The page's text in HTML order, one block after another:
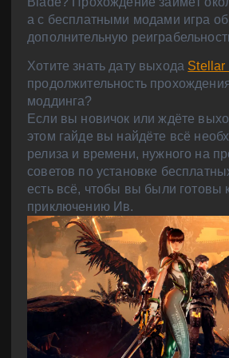
а с бесплатными модами игра
дополнительную
Хотите знать дату выхода Stellar
продолжительность
моддинга?
Если вы новичок или ждёте
этом гайде вы найдёте всё
релиза и времени, нужного на
советов по установке
есть всё, чтобы вы были
приключению Ив.